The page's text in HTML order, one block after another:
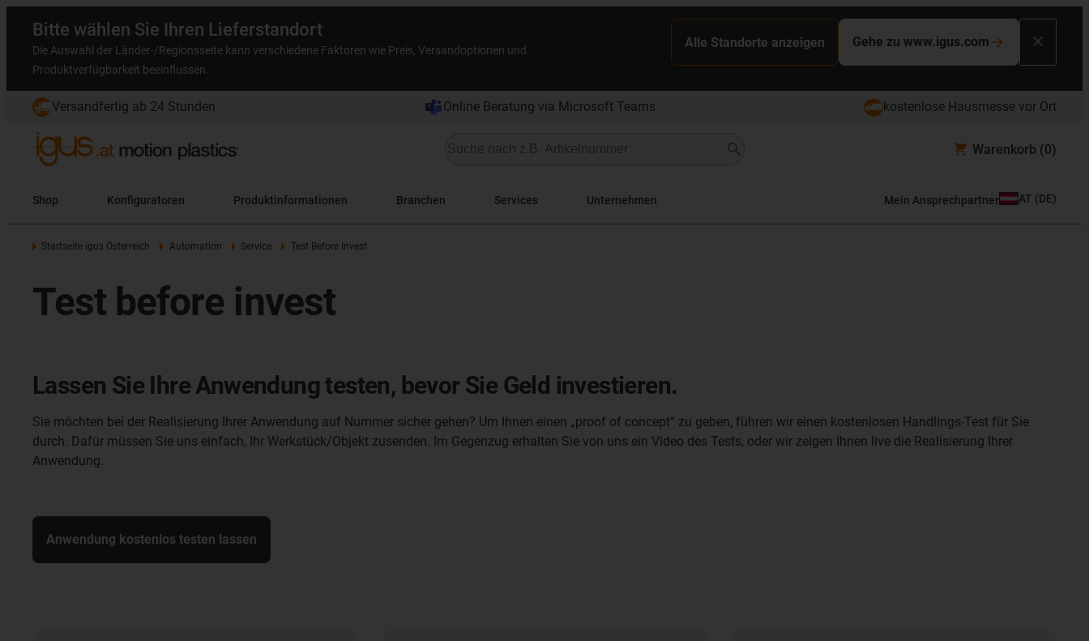
Bitte wählen Sie Ihren Lieferstandort
Die Auswahl der Länder-/Regionsseite kann verschiedene Faktoren wie Preis, Versandoptionen und
Produktverfügbarkeit beeinflussen.
Alle Standorte anzeigen Gehe zu www.igus.com
Versandfertig ab 24 Stunden Online Beratung via Microsoft Teams kostenlose Hausmesse vor Ort
Warenkorb (0)
Shop Konfiguratoren Produktinformationen Branchen Services Unternehmen Mein Ansprechpartner AT (DE)
Startseite igus Österreich Automation Service Test Before Invest
Test before invest
Lassen Sie Ihre Anwendung testen, bevor Sie Geld investieren.
Sie möchten bei der Realisierung Ihrer Anwendung auf Nummer sicher gehen? Um Ihnen einen „proof of concept“ zu geben, führen wir einen kostenlosen Handlings-Test für Sie
durch. Dafür müssen Sie uns einfach, Ihr Werkstück/Objekt zusenden. Im Gegenzug erhalten Sie von uns ein Video des Tests, oder wir zeigen Ihnen live die Realisierung Ihrer
Anwendung.
Anwendung kostenlos testen lassen